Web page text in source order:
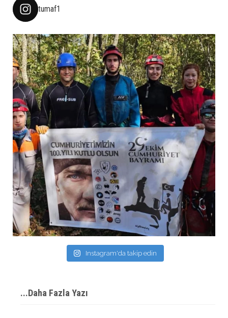
tumaf1
Instagram'da takip edin
...Daha Fazla Yazı